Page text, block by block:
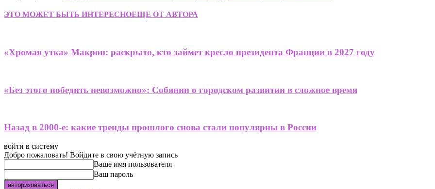
ЭТО МОЖЕТ БЫТЬ ИНТЕРЕСНОЕЩЕ ОТ АВТОРА
«Хромая утка» Макрон: раскрыто, кто займет кресло президента Франции в 2027 году
«Без этого победить невозможно»: Собянин о городском развитии в сложное время
Назад в 2000-е: какие тренды прошлого снова стали популярны в России
войти в систему
Добро пожаловать! Войдите в свою учётную запись
Ваше имя пользователя
Ваш пароль